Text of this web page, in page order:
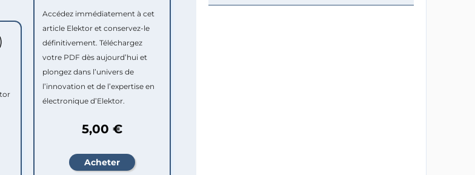
Accédez immédiatement à cet
article Elektor et conservez-le
définitivement. Téléchargez
votre PDF dès aujourd’hui et
plongez dans l’univers de
l’innovation et de l’expertise en
électronique d’Elektor.
5,00 €